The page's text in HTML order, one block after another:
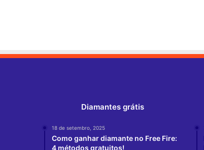
Diamantes grátis
18 de setembro, 2025
Como ganhar diamante no Free Fire:
4 métodos gratuitos!